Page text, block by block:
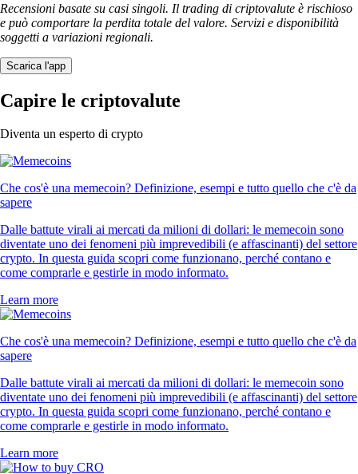
Recensioni basate su casi singoli. Il trading di criptovalute è rischioso
e può comportare la perdita totale del valore. Servizi e disponibilità
soggetti a variazioni regionali.
Scarica l'app
Capire le criptovalute
Diventa un esperto di crypto
Che cos'è una memecoin? Definizione, esempi e tutto quello che c'è da
sapere
Dalle battute virali ai mercati da milioni di dollari: le memecoin sono
diventate uno dei fenomeni più imprevedibili (e affascinanti) del settore
crypto. In questa guida scopri come funzionano, perché contano e
come comprarle e gestirle in modo informato.
Learn more
Che cos'è una memecoin? Definizione, esempi e tutto quello che c'è da
sapere
Dalle battute virali ai mercati da milioni di dollari: le memecoin sono
diventate uno dei fenomeni più imprevedibili (e affascinanti) del settore
crypto. In questa guida scopri come funzionano, perché contano e
come comprarle e gestirle in modo informato.
Learn more